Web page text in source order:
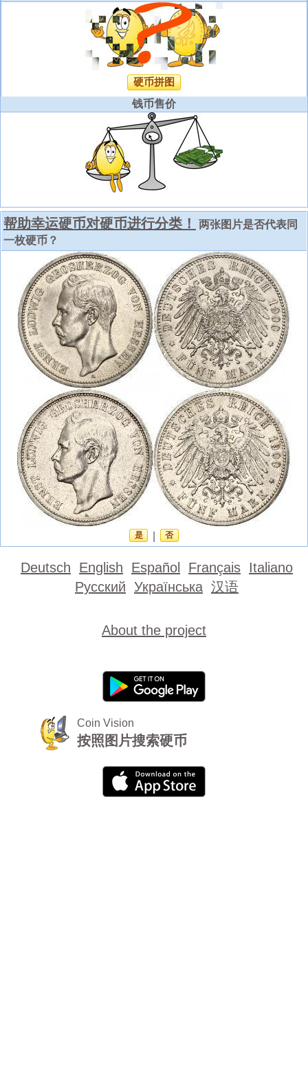
硬币拼图
钱币售价
帮助幸运硬币对硬币进行分类！
两张图片是否代表同
一枚硬币？
是 否
Deutsch English Español Français Italiano
Русский Українська 汉语
About the project
Coin Vision
按照图片搜索硬币